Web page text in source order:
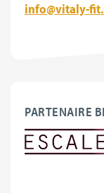
info@vitaly-
PARTENAIRE